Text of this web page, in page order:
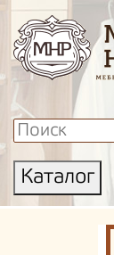
Каталог